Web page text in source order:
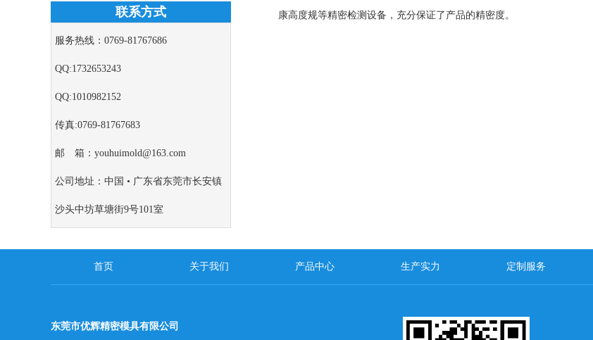
联系方式
服务热线：0769-81767686
QQ:1732653243
QQ:1010982152
传真:0769-81767683
邮 箱：youhuimold@163.com
公司地址：中国 • 广东省东莞市长安镇
沙头中坊草塘街9号101室
康高度规等精密检测设备，充分保证了产品的精密度。
首页 关于我们 产品中心 生产实力 定制服务
东莞市优辉精密模具有限公司